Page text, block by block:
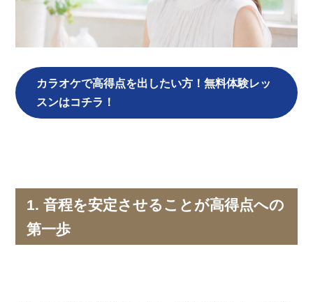
カラオケで高得点を出したい方！無料体験レッ
スンはコチラ！
1. 音程を安定させることが高得点への
第一歩